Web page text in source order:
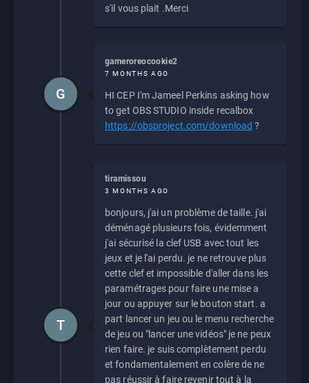
s'il vous plait .Merci
gameroreocookie2
7 MONTHS AGO
HI CEP I'm Jameel Perkins asking how
to get OBS STUDIO inside recalbox
https://obsproject.com/download ?
G
tiramissou
3 MONTHS AGO
bonjours, j'ai un problème de taille. j'ai
déménagé plusieurs fois, évidemment
j'ai sécurisé la clef USB avec tout les
jeux et je l'ai perdu. je ne retrouve plus
cette clef et impossible d'aller dans les
paramétrages pour faire une mise a
jour ou appuyer sur le bouton start. a
part lancer un jeu ou le menu recherche
de jeu ou "lancer une vidéos" je ne peux
rien faire. je suis complètement perdu
et fondamentalement en colère de ne
pas réussir à faire revenir tout à la
T